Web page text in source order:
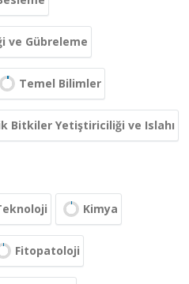
ve Gübreleme
Temel Bilimler
Bitkiler Yetiştiriciliği ve Islahı
Kimya
Fitopatoloji